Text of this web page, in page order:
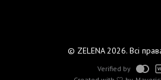
© ZELENA 2026. Всі
Verified by